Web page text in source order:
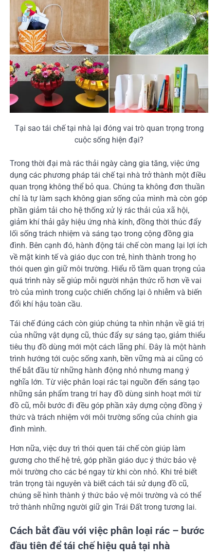
Tại sao tái chế tại nhà lại đóng vai trò quan trọng trong
cuộc sống hiện đại?
Trong thời đại mà rác thải ngày càng gia tăng, việc ứng
dụng các phương pháp tái chế tại nhà trở thành một điều
quan trọng không thể bỏ qua. Chúng ta không đơn thuần
chỉ là tự làm sạch không gian sống của mình mà còn góp
phần giảm tải cho hệ thống xử lý rác thải của xã hội,
giảm khí thải gây hiệu ứng nhà kính, đồng thời thúc đẩy
lối sống trách nhiệm và sáng tạo trong cộng đồng gia
đình. Bên cạnh đó, hành động tái chế còn mang lại lợi ích
về mặt kinh tế và giáo dục con trẻ, hình thành trong họ
thói quen gìn giữ môi trường. Hiểu rõ tầm quan trọng của
quá trình này sẽ giúp mỗi người nhận thức rõ hơn về vai
trò của mình trong cuộc chiến chống lại ô nhiễm và biến
đổi khí hậu toàn cầu.
Tái chế đúng cách còn giúp chúng ta nhìn nhận về giá trị
của những vật dụng cũ, thúc đẩy sự sáng tạo, giảm thiểu
tiêu thụ đồ dùng mới một cách lãng phí. Đây là một hành
trình hướng tới cuộc sống xanh, bền vững mà ai cũng có
thể bắt đầu từ những hành động nhỏ nhưng mang ý
nghĩa lớn. Từ việc phân loại rác tại nguồn đến sáng tạo
những sản phẩm trang trí hay đồ dùng sinh hoạt mới từ
đồ cũ, mỗi bước đi đều góp phần xây dựng cộng đồng ý
thức và trách nhiệm với môi trường sống của chính gia
đình mình.
Hơn nữa, việc duy trì thói quen tái chế còn giúp làm
gương cho thế hệ trẻ, góp phần giáo dục ý thức bảo vệ
môi trường cho các bé ngay từ khi còn nhỏ. Khi trẻ biết
trân trọng tài nguyên và biết cách tái sử dụng đồ cũ,
chúng sẽ hình thành ý thức bảo vệ môi trường và có thể
trở thành những người giữ gìn Trái Đất trong tương lai.
Cách bắt đầu với việc phân loại rác – bước
đầu tiên để tái chế hiệu quả tại nhà